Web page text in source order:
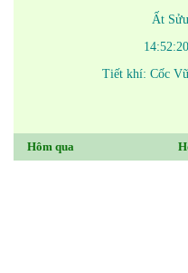
Ất Sửu
14:52:20
Tiết khí: Cốc Vũ
Hôm qua